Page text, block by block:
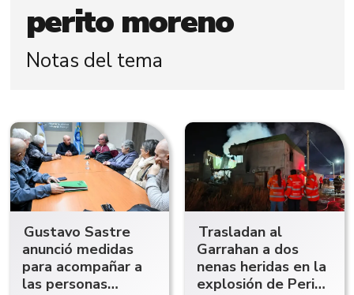
perito moreno
Notas del tema
Gustavo Sastre
anunció medidas
para acompañar a
las personas
Trasladan al
Garrahan a dos
nenas heridas en la
explosión de Perito